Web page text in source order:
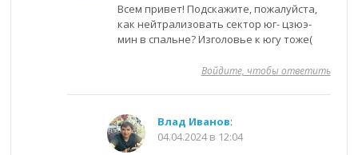
Всем привет! Подскажите, пожалуйста,
как нейтрализовать сектор юг- цзюэ-
мин в спальне? Изголовье к югу тоже(
Войдите, чтобы ответить
Влад Иванов:
04.04.2024 в 12:04